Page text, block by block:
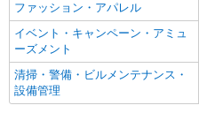
ファッション・アパレル
イベント・キャンペーン・アミュ
ーズメント
清掃・警備・ビルメンテナンス・
設備管理